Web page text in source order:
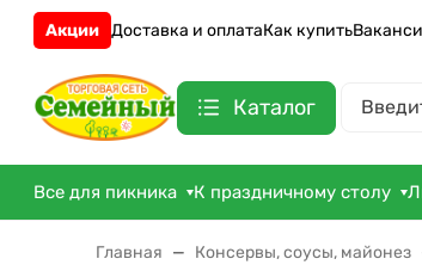
Акции Доставка и оплатаКак купить
Каталог
Все для пикника К праздничному столу
Главная Консервы, соусы, майонез